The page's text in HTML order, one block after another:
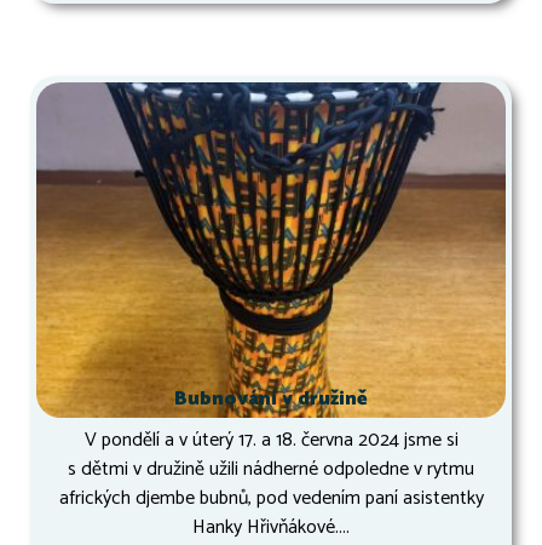
Bubnování v družině
V pondělí a v úterý 17. a 18. června 2024 jsme si
s dětmi v družině užili nádherné odpoledne v rytmu
afrických djembe bubnů, pod vedením paní asistentky
Hanky Hřivňákové....